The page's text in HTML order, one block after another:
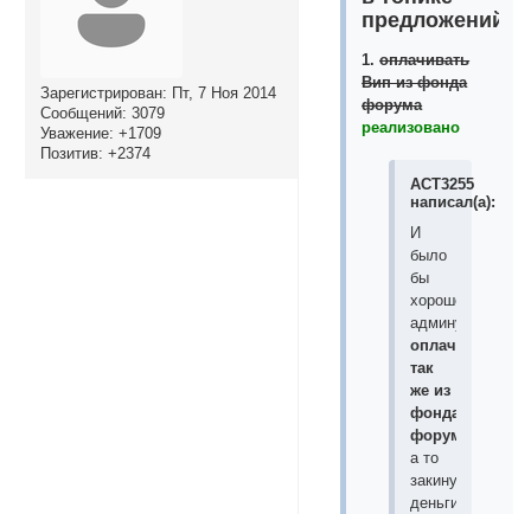
Зарегистрирован: Пт, 7 Ноя 2014
Сообщений: 3079
Уважение: +1709
Позитив: +2374
предложений
1.оплачивать
Вип из фонда
форума
реализовано
ACT3255
написал(а):
И
было
бы
хорошо
админу
оплачивать
так
же из
фонда
форума
а то
закинули
деньги